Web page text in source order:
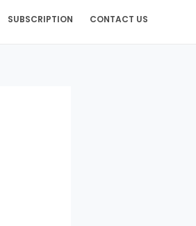
SUBSCRIPTION CONTACT US